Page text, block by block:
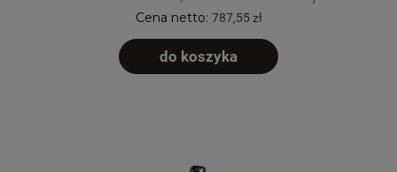
Cena netto: 787,55 zł
do koszyka